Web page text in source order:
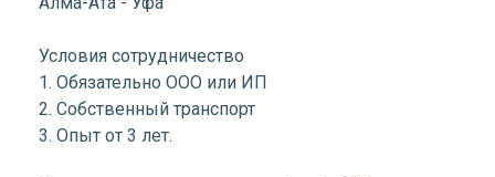
Условия сотрудничество
1. Обязательно ООО или ИП
2. Собственный транспорт
3. Опыт от 3 лет.